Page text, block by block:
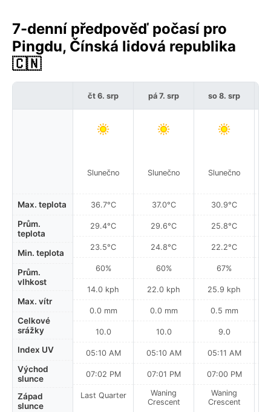
7-denní předpověď počasí pro
Pingdu, Čínská lidová republika
🇨🇳
Max. teplota
Prům.
teplota
Min. teplota
Prům.
vlhkost
Max. vítr
Celkové
srážky
Index UV
Východ
slunce
Západ
slunce
čt 6. srp
Slunečno
36.7°C
29.4°C
23.5°C
60%
14.0 kph
0.0 mm
10.0
05:10 AM
07:02 PM
Last Quarter
pá 7. srp
Slunečno
37.0°C
29.6°C
24.8°C
60%
22.0 kph
0.0 mm
10.0
05:10 AM
07:01 PM
Waning
Crescent
so 8. srp
Slunečno
30.9°C
25.8°C
22.2°C
67%
25.9 kph
0.5 mm
9.0
05:11 AM
07:00 PM
Waning
Crescent